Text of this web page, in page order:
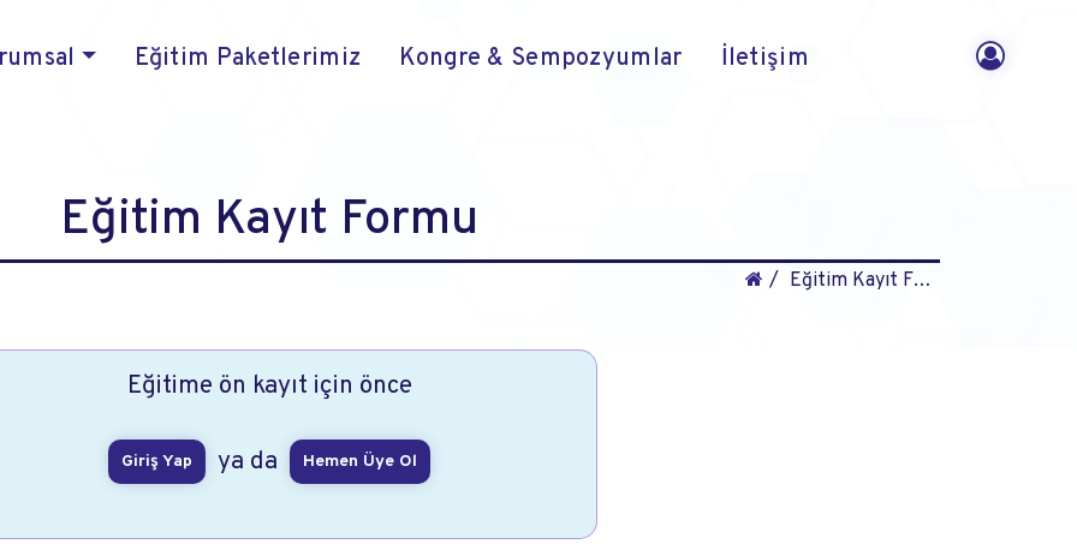
Eğitim Paketlerimiz Kongre & Sempozyumlar İletişim
Eğitim Kayıt Formu
Eğitim Kayıt Formu
Eğitime ön kayıt için önce
Giriş Yap ya da Hemen Üye Ol